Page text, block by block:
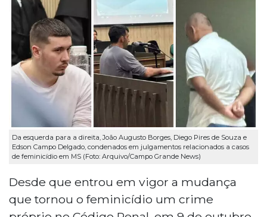
Da esquerda para a direita, João Augusto Borges, Diego Pires de Souza e
Edson Campo Delgado, condenados em julgamentos relacionados a casos
de feminicídio em MS (Foto: Arquivo/Campo Grande News)
Desde que entrou em vigor a mudança
que tornou o feminicídio um crime